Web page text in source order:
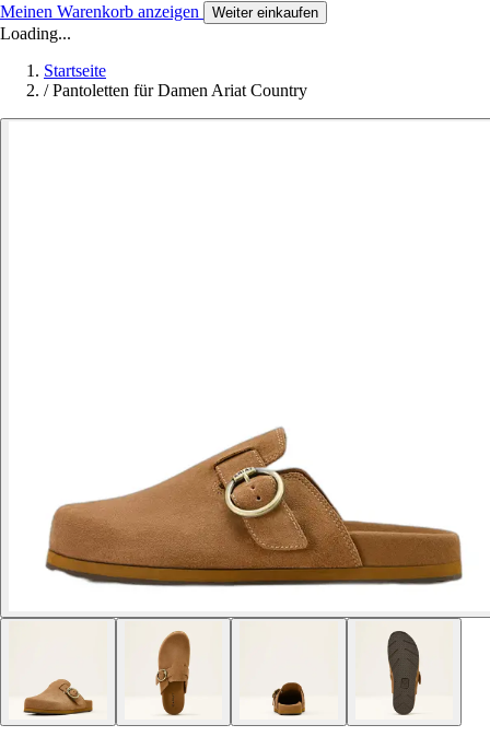
Meinen Warenkorb anzeigen Weiter einkaufen
Loading...
Startseite
/ Pantoletten für Damen Ariat Country